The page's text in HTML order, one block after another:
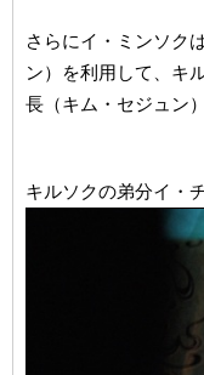
さらにイ・ミンソク
ン）を利用して、キ
長（キム・セジュン
キルソクの弟分イ・